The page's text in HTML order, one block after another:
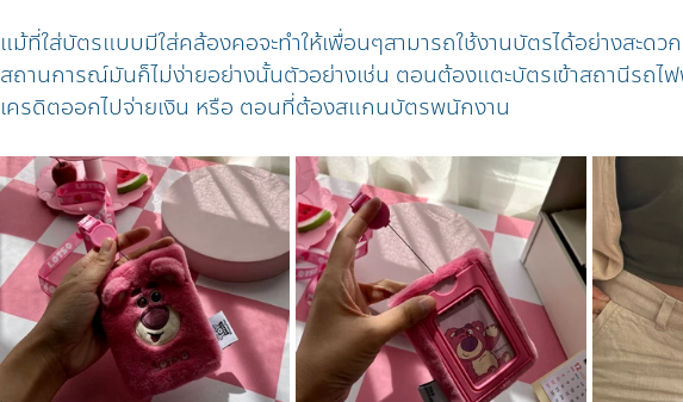
แม้ที่ใส่บัตรแบบมีใส่คล้องคอจะทำให้เพื่อนๆสามารถใช้งานบัตรได้อย่างสะดว
สถานการณ์มันก็ไม่ง่ายอย่างนั้นตัวอย่างเช่น ตอนต้องแตะบัตรเข้าสถานีรถไ
เครดิตออกไปจ่ายเงิน หรือ ตอนที่ต้องสแกนบัตรพนักงาน